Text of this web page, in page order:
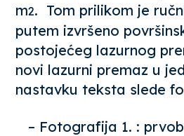
m2. Tom prilikom je
putem izvršeno
postojećeg lazurnog
novi lazurni premaz u
nastavku teksta slede
– Fotografija 1. :